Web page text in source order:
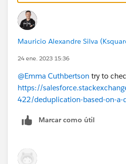
Mauricio Alexandre Silva
24 ene. 2023 15:36
@Emma Cuthbertson try to
https://
422/deduplication-based-on-a-
Marcar como útil